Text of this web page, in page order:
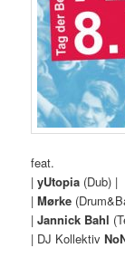
feat.
| yUtopia (Dub) |
| Mørke
| Jannick Bahl
| DJ Kollektiv